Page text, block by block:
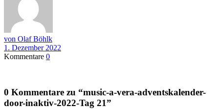
von Olaf Böhlk
1. Dezember 2022
Kommentare 0
0 Kommentare zu “music-a-vera-adventskalender-
door-inaktiv-2022-Tag 21”